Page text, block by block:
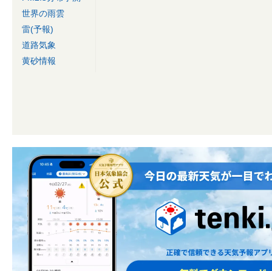
世界の雨雲
雷(予報)
道路気象
黄砂情報